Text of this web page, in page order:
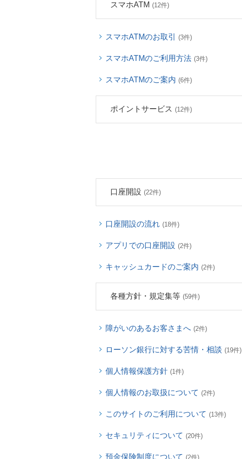
スマホATM (12件)
スマホATMのお取引 (3件)
スマホATMのご利用方法 (3件)
スマホATMのご案内 (6件)
ポイントサービス (12件)
口座開設 (22件)
口座開設の流れ (18件)
アプリでの口座開設 (2件)
キャッシュカードのご案内 (2件)
各種方針・規定集等 (59件)
障がいのあるお客さまへ (2件)
ローソン銀行に対する苦情・相談 (19件)
個人情報保護方針 (1件)
個人情報のお取扱について (2件)
このサイトのご利用について (13件)
セキュリティについて (20件)
預金保険制度について (2件)